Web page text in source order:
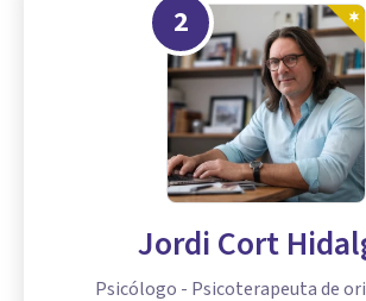
2
Jordi Cort
Psicólogo - Psicoterapeuta de